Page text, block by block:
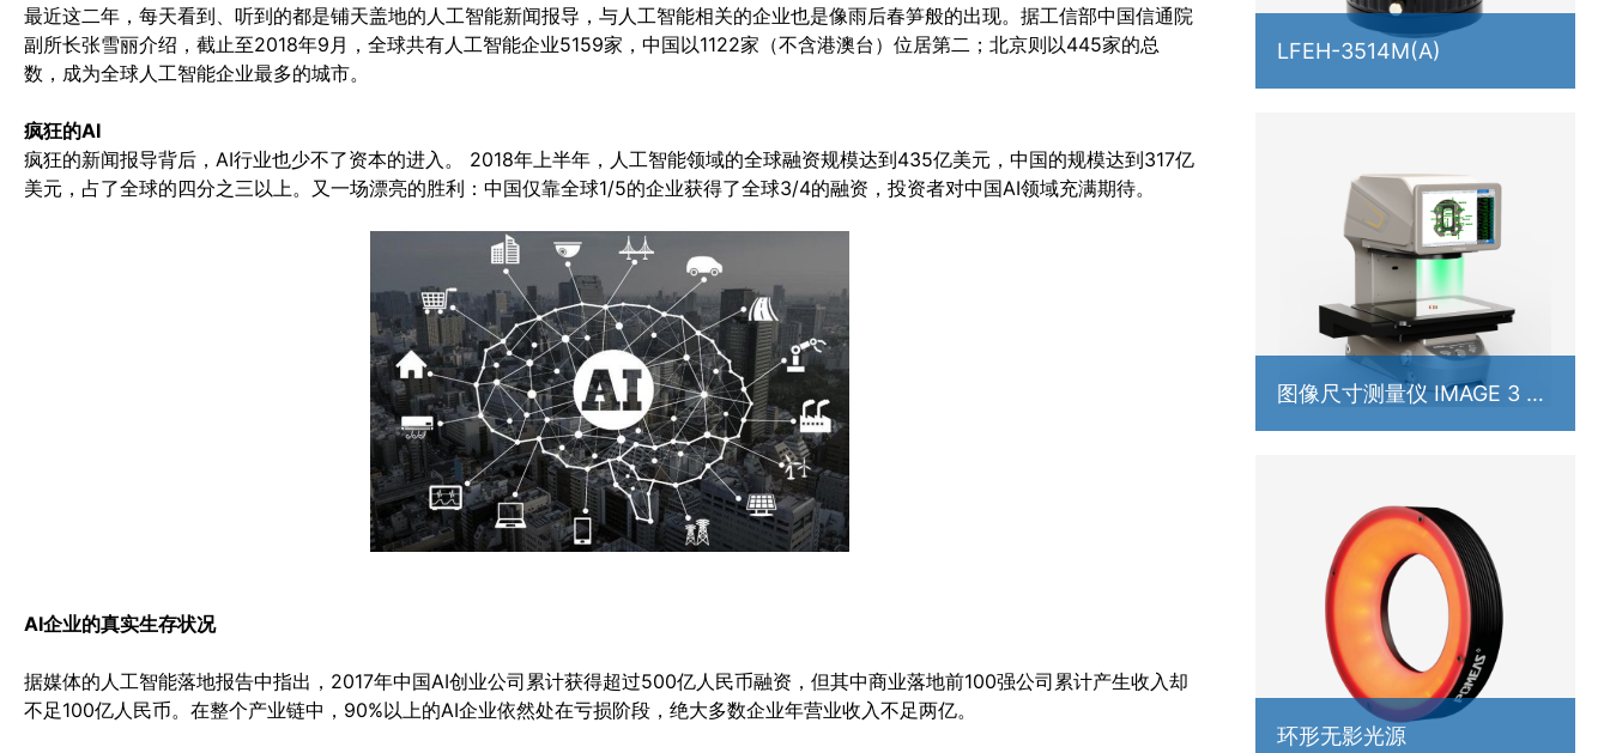
最近这二年，每天看到、听到的都是铺天盖地的人工智能新闻报导，与人工智能相关的企业也是像雨后春笋般的出现。据工信部中国信通院
副所长张雪丽介绍，截止至2018年9月，全球共有人工智能企业5159家，中国以1122家（不含港澳台）位居第二；北京则以445家的总
数，成为全球人工智能企业最多的城市。
疯狂的AI
疯狂的新闻报导背后，AI行业也少不了资本的进入。 2018年上半年，人工智能领域的全球融资规模达到435亿美元，中国的规模达到317亿
美元，占了全球的四分之三以上。又一场漂亮的胜利：中国仅靠全球1/5的企业获得了全球3/4的融资，投资者对中国AI领域充满期待。
AI企业的真实生存状况
据媒体的人工智能落地报告中指出，2017年中国AI创业公司累计获得超过500亿人民币融资，但其中商业落地前100强公司累计产生收入却
不足100亿人民币。在整个产业链中，90%以上的AI企业依然处在亏损阶段，绝大多数企业年营业收入不足两亿。
LFEH-3514M(A)
图像尺寸测量仪 IMAGE 3 系
列
环形无影光源